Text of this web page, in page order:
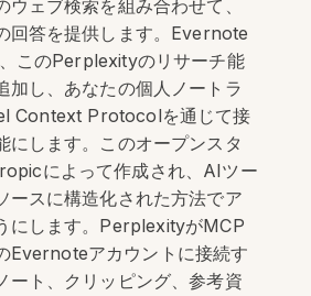
ウェブ検索を組み合わせて、
回答を提供します。Evernote
このPerplexityのリサーチ能
加し、あなたの個人ノートラ
Context Protocolを通じて接
にします。このオープンスタ
によって作成され、AIツー
ースに構造化された方法でア
にします。PerplexityがMCP
Evernoteアカウントに接続す
ート、クリッピング、参考資